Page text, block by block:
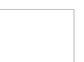
0.65 gph /
Fluidics 0.75